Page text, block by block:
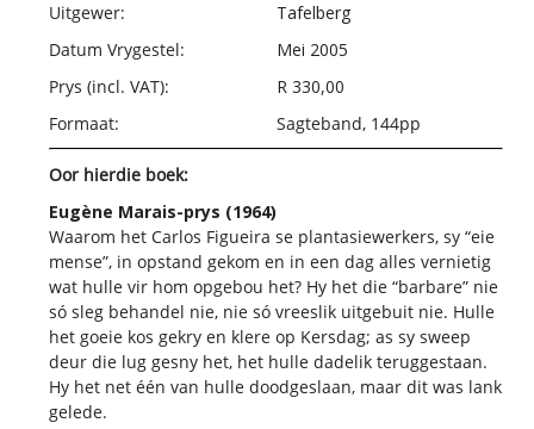
Uitgewer:
Tafelberg
Datum Vrygestel:
Mei 2005
Prys (incl. VAT):
R 330,00
Formaat:
Sagteband, 144pp
Oor hierdie boek:
Eugène Marais-prys (1964)
Waarom het Carlos Figueira se plantasiewerkers, sy “eie
mense”, in opstand gekom en in een dag alles vernietig
wat hulle vir hom opgebou het? Hy het die “barbare” nie
só sleg behandel nie, nie só vreeslik uitgebuit nie. Hulle
het goeie kos gekry en klere op Kersdag; as sy sweep
deur die lug gesny het, het hulle dadelik teruggestaan.
Hy het net één van hulle doodgeslaan, maar dit was lank
gelede.